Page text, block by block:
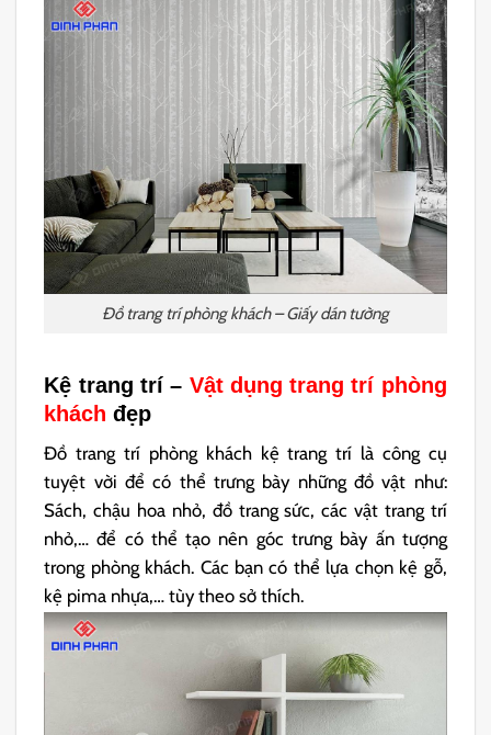
Đồ trang trí phòng khách – Giấy dán tường
Kệ trang trí – Vật dụng trang trí phòng
khách đẹp
Đồ trang trí phòng khách kệ trang trí là công cụ
tuyệt vời để có thể trưng bày những đồ vật như:
Sách, chậu hoa nhỏ, đồ trang sức, các vật trang trí
nhỏ,… để có thể tạo nên góc trưng bày ấn tượng
trong phòng khách. Các bạn có thể lựa chọn kệ gỗ,
kệ pima nhựa,… tùy theo sở thích.